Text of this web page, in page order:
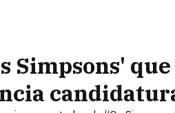
Simpsons'